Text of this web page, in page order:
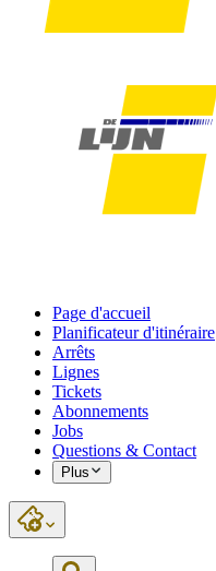
Page d'accueil
Planificateur d'itinéraire
Arrêts
Lignes
Tickets
Abonnements
Jobs
Questions & Contact
Plus